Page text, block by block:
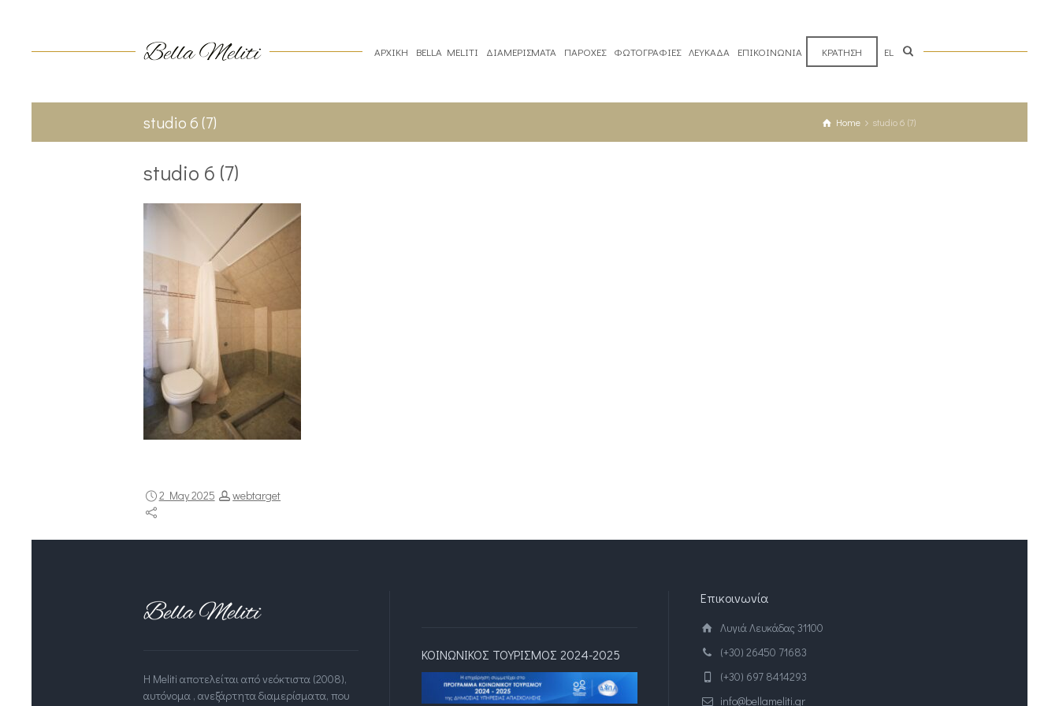
ΑΡΧΙΚΗ BELLA MELITI ΔΙΑΜΕΡΙΣΜΑΤΑ ΠΑΡΟΧΕΣ ΦΩΤΟΓΡΑΦΙΕΣ ΛΕΥΚΑΔΑ ΕΠΙΚΟΙΝΩΝΙΑ ΚΡΑΤΗΣΗ EL
studio 6 (7) Home studio 6 (7)
studio 6 (7)
2 May 2025 webtarget
Η Meliti αποτελείται από νεόκτιστα (2008),
αυτόνομα , ανεξάρτητα διαμερίσματα, που
ΚΟΙΝΩΝΙΚΟΣ ΤΟΥΡΙΣΜΟΣ 2024-2025
Επικοινωνία
Λυγιά Λευκάδας 31100
(+30) 26450 71683
(+30) 697 8414293
info@bellameliti.gr